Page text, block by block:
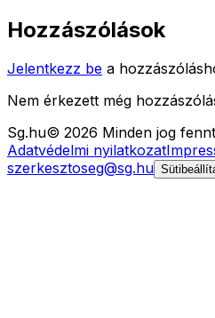
Hozzászólások
Jelentkezz be a
Nem érkezett még
Sg.hu© 2026 Minden jog
Adatvédelmi nyilatkozat
szerkesztoseg@sg.hu